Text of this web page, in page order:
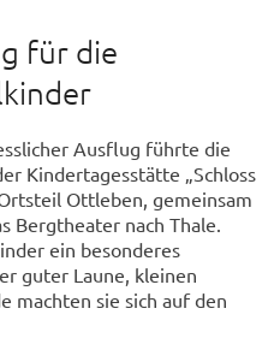
für die
Ausflug führte die
Kindertagesstätte „Schloss
Ottleben, gemeinsam
Bergtheater nach Thale.
ein besonderes
guter Laune, kleinen
machten sie sich auf den